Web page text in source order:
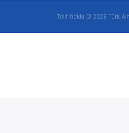
Telif hakkı © 2026 Türk